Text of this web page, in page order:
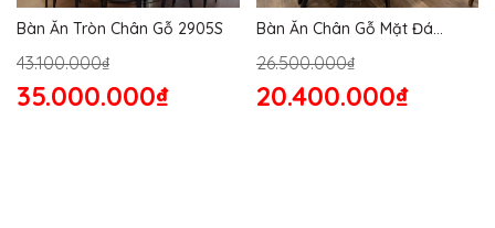
Bàn Ăn Tròn Chân Gỗ 2905S
43.100.000₫
35.000.000₫
Bàn Ăn Chân Gỗ Mặt Đá
26.500.000₫
20.400.000₫